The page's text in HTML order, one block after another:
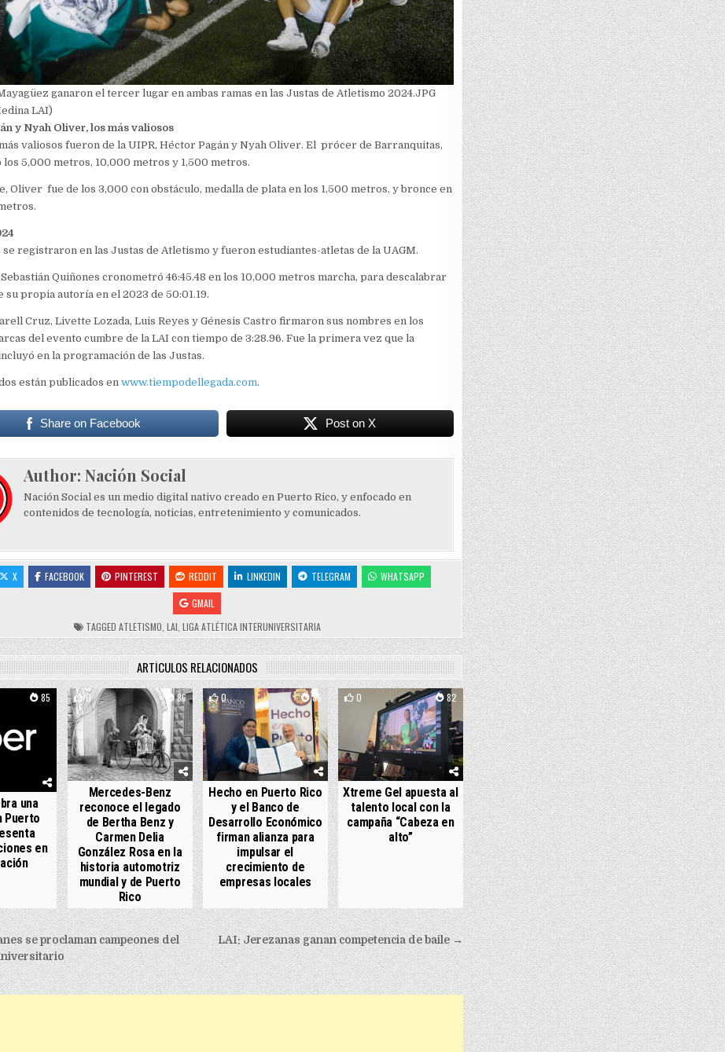
ganaron el tercer lugar en ambas ramas en las Justas de Atletismo 2024.JPG
LAI)
y Nyah Oliver, los más valiosos
valiosos fueron de la UIPR, Héctor Pagán y Nyah Oliver. El prócer de Barranquitas,
los 5,000 metros, 10,000 metros y 1,500 metros.
Oliver fue de los 3,000 con obstáculo, medalla de plata en los 1,500 metros, y bronce en
se registraron en las Justas de Atletismo y fueron estudiantes-atletas de la UAGM.
Quiñones cronometró 46:45.48 en los 10,000 metros marcha, para descalabrar
su propia autoría en el 2023 de 50:01.19.
Cruz, Livette Lozada, Luis Reyes y Génesis Castro firmaron sus nombres en los
del evento cumbre de la LAI con tiempo de 3:28.96. Fue la primera vez que la
en la programación de las Justas.
están publicados en www.tiempodellegada.com.
Share on Facebook Post on X
Author: Nación Social
Nación Social es un medio digital nativo creado en Puerto Rico, y enfocado en
contenidos de tecnología, noticias, entretenimiento y comunicados.
X FACEBOOK PINTEREST REDDIT LINKEDIN TELEGRAM
WHATSAPP
GMAIL
TAGGEDATLETISMO ,LAI ,LIGA ATLÉTICA INTERUNIVERSITARIA
ARTÍCULOS RELACIONADOS
85
una
Puerto
en
0 86
Mercedes-Benz
reconoce el legado
de Bertha Benz y
Carmen Delia
González Rosa en la
historia automotriz
mundial y de Puerto
Rico
0 85
Hecho en Puerto Rico
y el Banco de
Desarrollo Económico
firman alianza para
impulsar el
crecimiento de
empresas locales
0 82
Xtreme Gel apuesta al
talento local con la
campaña “Cabeza en
alto”
LAI: Jerezanas ganan competencia de baile →
se proclaman campeones del